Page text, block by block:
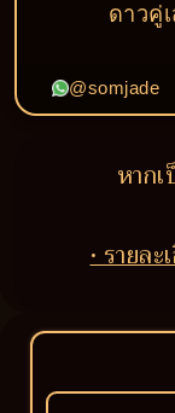
ดาวคู่
@somjade
หาก
• รายล